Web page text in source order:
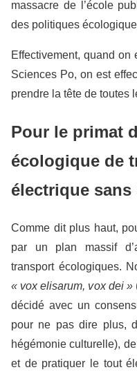
massacre de l’école
des politiques
Effectivement, quand
Sciences Po, on est
prendre la tête de toutes
Pour le primat
écologique de
électrique
Comme dit plus haut,
par un plan massif
transport écologiques.
« vox elisarum, vox dei »
décidé avec un
pour ne pas dire plus,
hégémonie culturelle),
et de pratiquer le tout